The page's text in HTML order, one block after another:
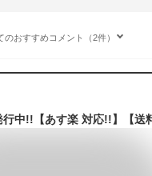
のおすすめコメント（2件）